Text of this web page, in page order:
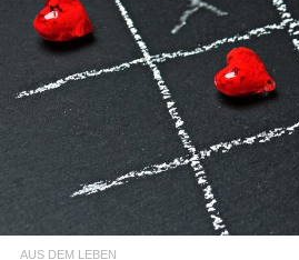
READ MORE
AUS DEM LEBEN